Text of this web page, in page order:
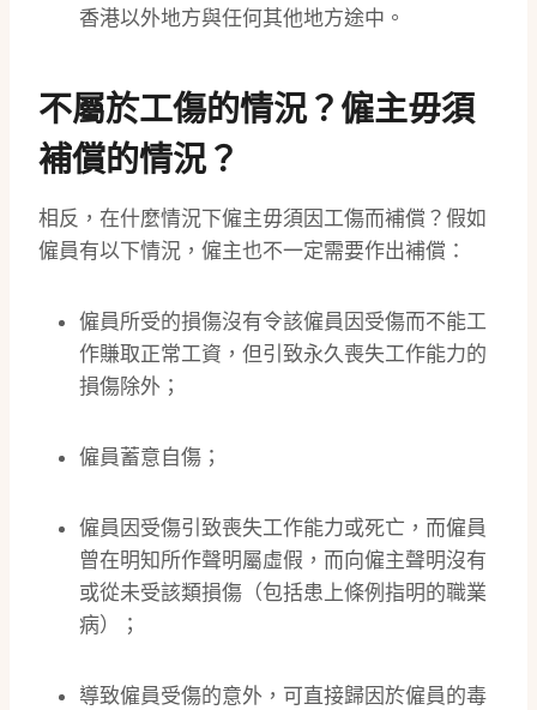
香港以外地方與任何其他地方途中。
不屬於工傷的情況？僱主毋須
補償的情況？
相反，在什麼情況下僱主毋須因工傷而補償？假如
僱員有以下情況，僱主也不一定需要作出補償：
僱員所受的損傷沒有令該僱員因受傷而不能工
作賺取正常工資，但引致永久喪失工作能力的
損傷除外；
僱員蓄意自傷；
僱員因受傷引致喪失工作能力或死亡，而僱員
曾在明知所作聲明屬虛假，而向僱主聲明沒有
或從未受該類損傷（包括患上條例指明的職業
病）；
導致僱員受傷的意外，可直接歸因於僱員的毒